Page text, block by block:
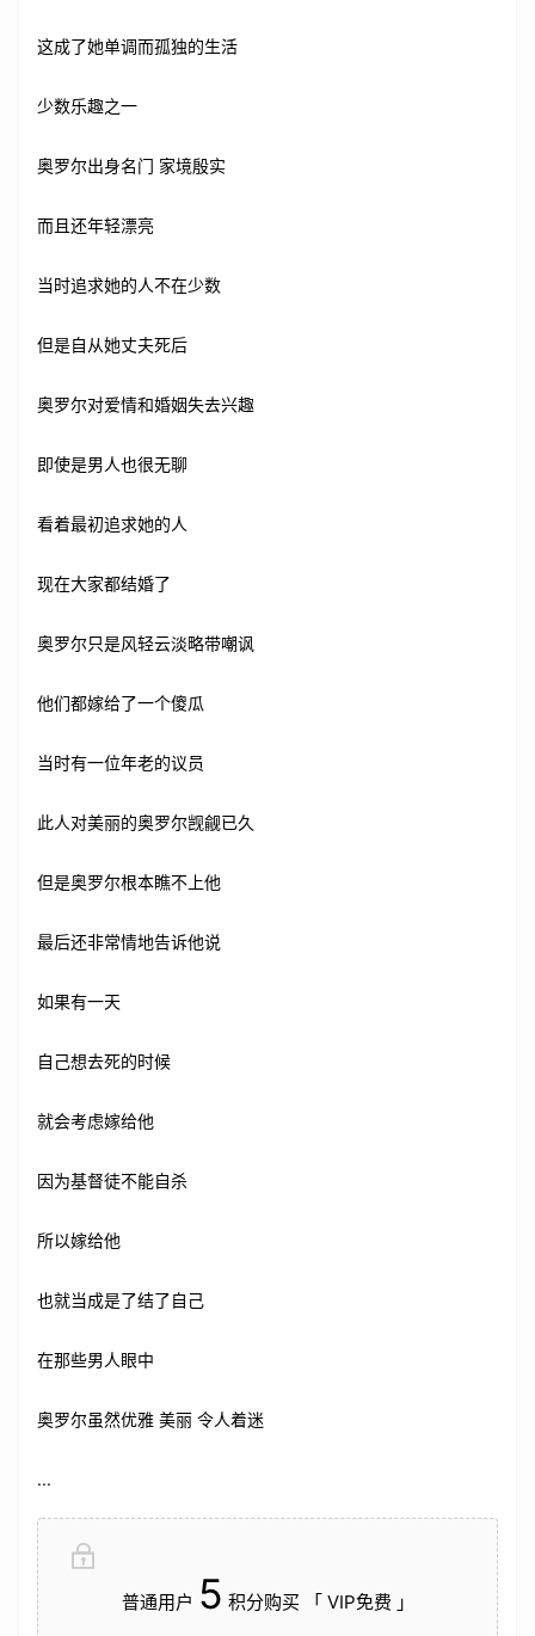
这成了她单调而孤独的生活
少数乐趣之一
奥罗尔出身名门 家境殷实
而且还年轻漂亮
当时追求她的人不在少数
但是自从她丈夫死后
奥罗尔对爱情和婚姻失去兴趣
即使是男人也很无聊
看着最初追求她的人
现在大家都结婚了
奥罗尔只是风轻云淡略带嘲讽
他们都嫁给了一个傻瓜
当时有一位年老的议员
此人对美丽的奥罗尔觊觎已久
但是奥罗尔根本瞧不上他
最后还非常情地告诉他说
如果有一天
自己想去死的时候
就会考虑嫁给他
因为基督徒不能自杀
所以嫁给他
也就当成是了结了自己
在那些男人眼中
奥罗尔虽然优雅 美丽 令人着迷
...
普通用户 5 积分购买 「 VIP免费 」